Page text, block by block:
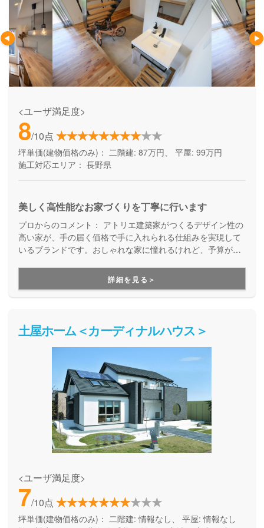
<ユーザ満足度>
8/10点
坪単価(建物価格のみ)： 二階建: 87万円、 平屋: 99万円
施工対応エリア： 長野県
美しく高性能なお家づくりを丁寧に行います
プロからのコメント： アトリエ建築家がつくるデザイン性の
高い家が、手の届く価格で手に入れられる仕組みを実現して
いるブランドです。おしゃれな家に憧れるけれど、予算が足
トを抑えつつ、デザイン性も機能性も両立した住まいを持ち
詳細を見る＞
土屋ホーム＜カーディナルハウス＞
<ユーザ満足度>
7/10点
坪単価(建物価格のみ)： 二階建: 情報なし、 平屋: 情報なし